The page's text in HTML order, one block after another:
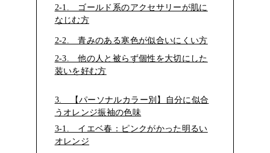
2-1. ゴールド系のアクセサリーが肌に
なじむ方
2-2. 青みのある寒色が似合いにくい方
2-3. 他の人と被らず個性を大切にした
装いを好む方
3. 【パーソナルカラー別】自分に似合
うオレンジ振袖の色味
3-1. イエベ春：ピンクがかった明るい
オレンジ